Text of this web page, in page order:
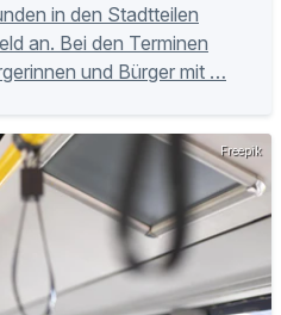
in den Stadtteilen
an. Bei den Terminen
und Bürger mit …
Freepik